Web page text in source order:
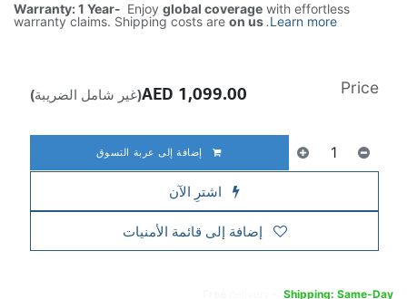
Warranty: 1 Year- Enjoy global coverage with effortless
warranty claims. Shipping costs are on us.Learn more
إضافة إلى عربة التسوق
اشترِ الآن
إضافة إلى قائمة الأمنيات
Price
1,099.00 (غير شامل الضريبة)
Shipping: Same-Day